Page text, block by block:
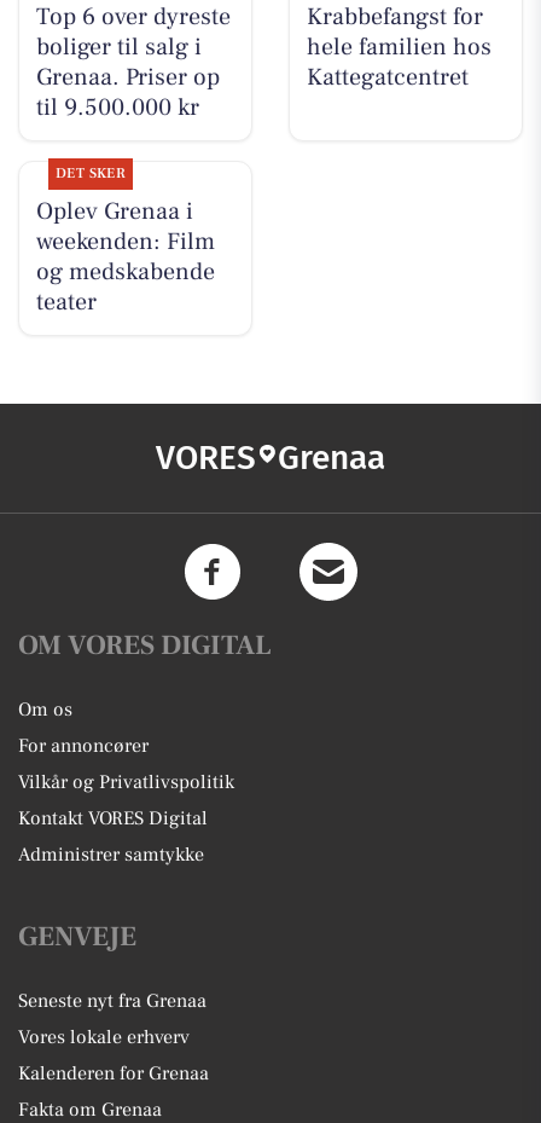
Top 6 over dyreste
boliger til salg i
Grenaa. Priser op
til 9.500.000 kr
Krabbefangst for
hele familien hos
Kattegatcentret
DET SKER
Oplev Grenaa i
weekenden: Film
og medskabende
teater
VORES Grenaa
OM VORES DIGITAL
Om os
For annoncører
Vilkår og Privatlivspolitik
Kontakt VORES Digital
Administrer samtykke
GENVEJE
Seneste nyt fra Grenaa
Vores lokale erhverv
Kalenderen for Grenaa
Fakta om Grenaa